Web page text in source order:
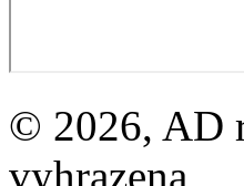
© 2026, AD
vyhrazena